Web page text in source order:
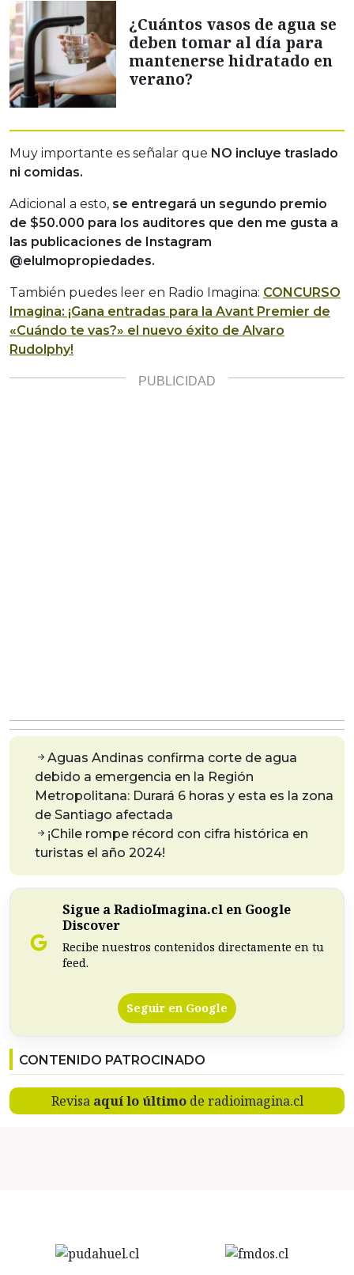
¿Cuántos vasos de agua se
deben tomar al día para
mantenerse hidratado en
verano?
Muy importante es señalar que NO incluye traslado
ni comidas.
Adicional a esto, se entregará un segundo premio
de $50.000 para los auditores que den me gusta a
las publicaciones de Instagram
@elulmopropiedades.
También puedes leer en Radio Imagina: CONCURSO
Imagina: ¡Gana entradas para la Avant Premier de
«Cuándo te vas?» el nuevo éxito de Alvaro
Rudolphy!
Aguas Andinas confirma corte de agua
debido a emergencia en la Región
Metropolitana: Durará 6 horas y esta es la zona
de Santiago afectada
¡Chile rompe récord con cifra histórica en
turistas el año 2024!
Sigue a RadioImagina.cl en Google
Discover
Recibe nuestros contenidos directamente en tu
feed.
Seguir en Google
CONTENIDO PATROCINADO
Revisa aquí lo últimode radioimagina.cl